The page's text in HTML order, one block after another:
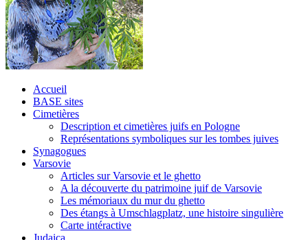
Accueil
BASE sites
Cimetières
Description et cimetières juifs en Pologne
Représentations symboliques sur les tombes juives
Synagogues
Varsovie
Articles sur Varsovie et le ghetto
A la découverte du patrimoine juif de Varsovie
Les mémoriaux du mur du ghetto
Des étangs à Umschlagplatz, une histoire singulière
Carte intéractive
Judaica